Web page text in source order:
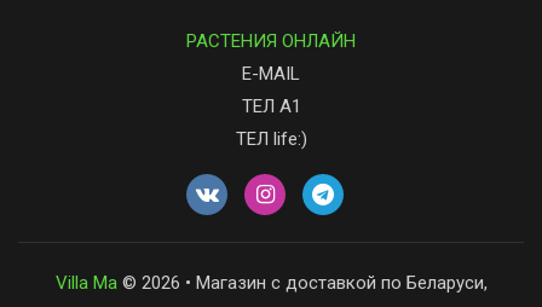
РАСТЕНИЯ ОНЛАЙН
E-MAIL
ТЕЛ А1
ТЕЛ life:)
Villa Ma © 2026 • Магазин с доставкой по Беларуси,